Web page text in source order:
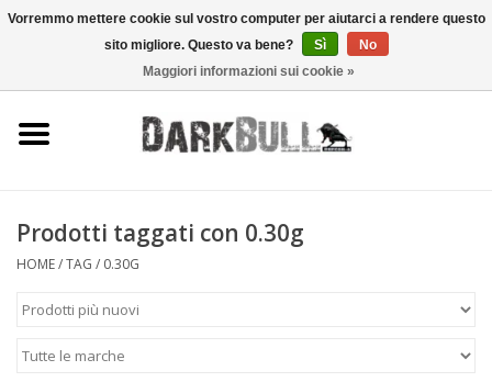
0 Articoli - €0,00
tiro
all'aperto
Ottica e laser
Prodotti taggati con 0.30g
HOME/TAG / 0.30G
Vorremmo mettere cookie sul vostro computer per aiutarci a rendere questo
sito migliore. Questo va bene?
Sì
No
Maggiori informazioni sui cookie »